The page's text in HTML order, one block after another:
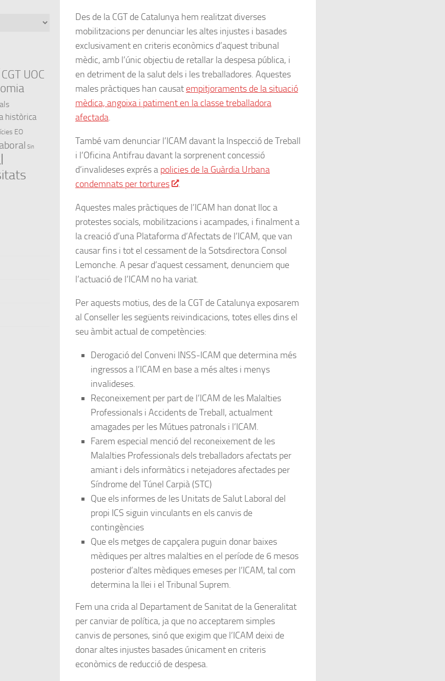
Des de la CGT de Catalunya hem realitzat diverses
mobilitzacions per denunciar les altes injustes i basades
exclusivament en criteris econòmics d’aquest tribunal
mèdic, amb l’únic objectiu de retallar la despesa pública, i
en detriment de la salut dels i les treballadores. Aquestes
males pràctiques han causat empitjoraments de la situació
mèdica, angoixa i patiment en la classe treballadora
afectada.
També vam denunciar l’ICAM davant la Inspecció de Treball
i l’Oficina Antifrau davant la sorprenent concessió
d’invalideses exprés a policies de la Guàrdia Urbana
condemnats per tortures
.
Aquestes males pràctiques de l’ICAM han donat lloc a
protestes socials, mobilitzacions i acampades, i finalment a
la creació d’una Plataforma d’Afectats de l’ICAM, que van
causar fins i tot el cessament de la Sotsdirectora Consol
Lemonche. A pesar d’aquest cessament, denunciem que
l’actuació de l’ICAM no ha variat.
Per aquests motius, des de la CGT de Catalunya exposarem
al Conseller les següents reivindicacions, totes elles dins el
seu àmbit actual de competències:
Derogació del Conveni INSS-ICAM que determina més
ingressos a l’ICAM en base a més altes i menys
invalideses.
Reconeixement per part de l’ICAM de les Malalties
Professionals i Accidents de Treball, actualment
amagades per les Mútues patronals i l’ICAM.
Farem especial menció del reconeixement de les
Malalties Professionals dels treballadors afectats per
amiant i dels informàtics i netejadores afectades per
Síndrome del Túnel Carpià (STC)
Que els informes de les Unitats de Salut Laboral del
propi ICS siguin vinculants en els canvis de
contingències
Que els metges de capçalera puguin donar baixes
mèdiques per altres malalties en el període de 6 mesos
posterior d’altes mèdiques emeses per l’ICAM, tal com
determina la llei i el Tribunal Suprem.
Fem una crida al Departament de Sanitat de la Generalitat
per canviar de política, ja que no acceptarem simples
canvis de persones, sinó que exigim que l’ICAM deixi de
donar altes injustes basades únicament en criteris
econòmics de reducció de despesa.
CGT UOC
històrica
EO
Sin